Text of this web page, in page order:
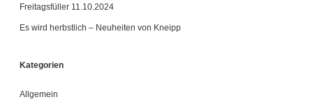
Freitagsfüller 11.10.2024
Es wird herbstlich – Neuheiten von Kneipp
Kategorien
Allgemein